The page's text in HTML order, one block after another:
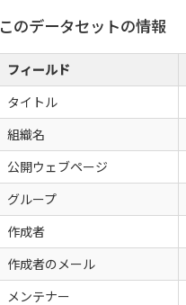
このデータセットの情報
フィールド
タイトル
組織名
公開ウェブページ
グループ
作成者
作成者のメール
メンテナー